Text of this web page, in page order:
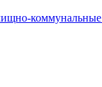
коммунальные